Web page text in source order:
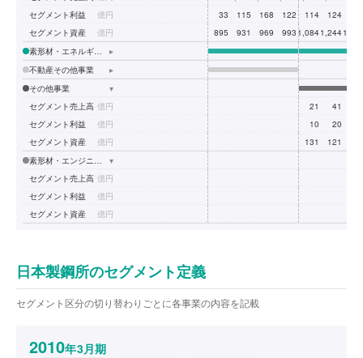
セグメント利益
億円 33 115 168 122 114 124
セグメント資産
億円 895 931 969 993 1,0841,244
▸
不動産その他事業
▸
その他事業
▾
セグメント売上高 億円 21 41
セグメント利益
億円 10 20
セグメント資産
億円 131 121
▾
セグメント売上高 億円
セグメント利益
億円
セグメント資産
億円
日本製鋼所のセグメント定義
セグメント区分の切り替わりごとに各事業の内容を記載
2010年3月期